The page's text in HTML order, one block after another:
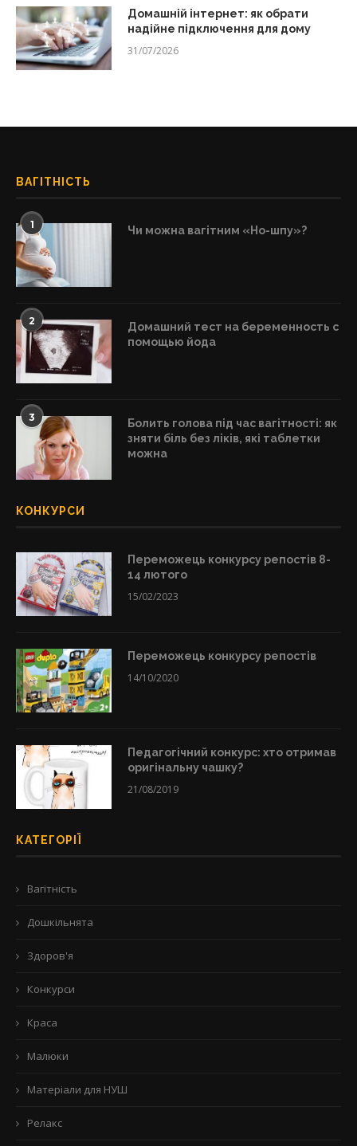
Домашній інтернет: як обрати
надійне підключення для дому
31/07/2026
ВАГІТНІСТЬ
1 Чи можна вагітним «Но-шпу»?
2
Домашний тест на беременность с
помощью йода
3
Болить голова під час вагітності: як
зняти біль без ліків, які таблетки
можна
КОНКУРСИ
Переможець конкурсу репостів 8-
14 лютого
15/02/2023
Переможець конкурсу репостів
14/10/2020
Педагогічний конкурс: хто отримав
оригінальну чашку?
21/08/2019
КАТЕГОРІЇ
Вагітність
Дошкільнята
Здоров'я
Конкурси
Краса
Малюки
Матеріали для НУШ
Релакс